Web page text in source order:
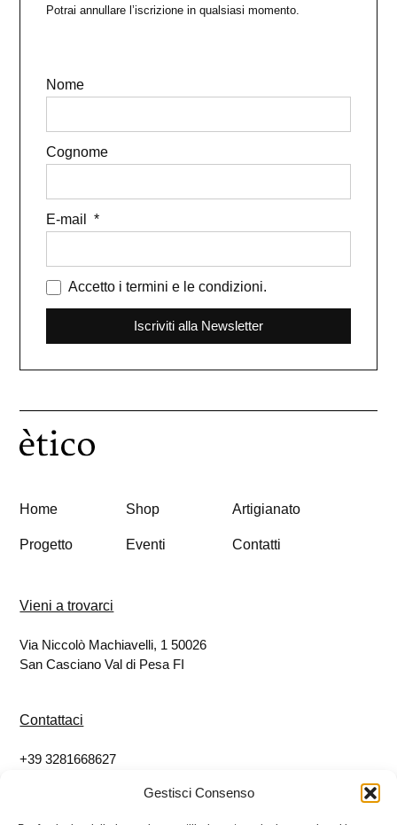
Gestisci Consenso
Potrai annullare l’iscrizione in qualsiasi momento.
Nome
Cognome
E-mail
Accetto i termini e le condizioni.
Iscriviti alla Newsletter
Home Shop Artigianato
Progetto Eventi Contatti
Vieni a trovarci
Via Niccolò Machiavelli, 1 50026
San Casciano Val di Pesa FI
Contattaci
+39 3281668627